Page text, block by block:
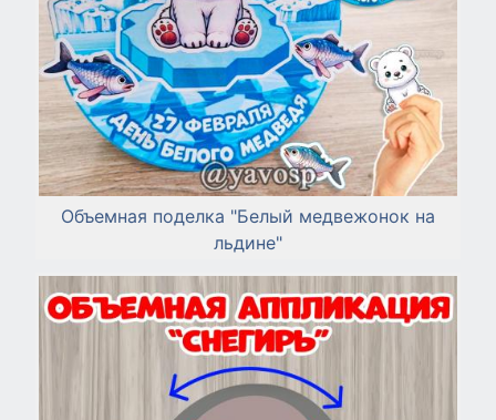
Объемная поделка "Белый медвежонок на
льдине"